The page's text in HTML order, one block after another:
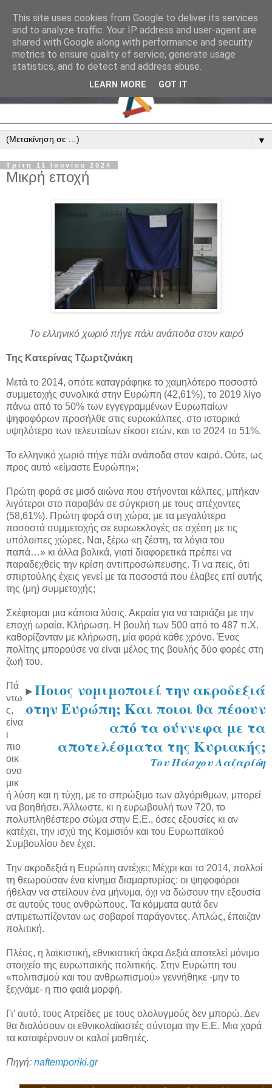
▼
Τρίτη 11 Ιουνίου 2024
Μικρή εποχή
Το ελληνικό χωριό πήγε πάλι ανάποδα στον καιρό
Της Κατερίνας Τζωρτζινάκη
Μετά το 2014, οπότε καταγράφηκε το χαμηλότερο ποσοστό
συμμετοχής συνολικά στην Ευρώπη (42,61%), το 2019 λίγο
πάνω από το 50% των εγγεγραμμένων Ευρωπαίων
ψηφοφόρων προσήλθε στις ευρωκάλπες, στο ιστορικά
υψηλότερο των τελευταίων είκοσι ετών, και το 2024 το 51%.
Το ελληνικό χωριό πήγε πάλι ανάποδα στον καιρό. Ούτε, ως
προς αυτό «είμαστε Ευρώπη»;
Πρώτη φορά σε μισό αιώνα που στήνονται κάλπες, μπήκαν
λιγότεροι στο παραβάν σε σύγκριση με τους απέχοντες
(58,61%). Πρώτη φορά στη χώρα, με τα μεγαλύτερα
ποσοστά συμμετοχής σε ευρωεκλογές σε σχέση με τις
υπόλοιπες χώρες. Ναι, ξέρω «η ζέστη, τα λόγια του
παπά…» κι άλλα βολικά, γιατί διαφορετικά πρέπει να
παραδεχθείς την κρίση αντιπροσώπευσης. Τι να πεις, ότι
σπιρτούλης έχεις γενεί με τα ποσοστά που έλαβες επί αυτής
της (μη) συμμετοχής;
Σκέφτομαι μια κάποια λύσις. Ακραία για να ταιριάζει με την
εποχή ωραία. Κλήρωση. Η βουλή των 500 από το 487 π.Χ.
καθορίζονταν με κλήρωση, μία φορά κάθε χρόνο. Ένας
πολίτης μπορούσε να είναι μέλος της βουλής δύο φορές στη
ζωή του.
►Ποιος νομιμοποιεί την ακροδεξιά
στην Ευρώπη; Και ποιοι θα πέσουν
από τα σύννεφα με τα
αποτελέσματα της Κυριακής;
Του Πάσχου Λαζαρίδη
Πά
ντω
ς,
είνα
ι
πιο
οικ
ονο
μικ
ή λύση και η τύχη, με το σπρώξιμο των αλγόριθμων, μπορεί
να βοηθήσει. Άλλωστε, κι η ευρωβουλή των 720, το
πολυπληθέστερο σώμα στην Ε.Ε., όσες εξουσίες κι αν
κατέχει, την ισχύ της Κομισιόν και του Ευρωπαϊκού
Συμβουλίου δεν έχει.
Την ακροδεξιά η Ευρώπη αντέχει; Μέχρι και το 2014, πολλοί
τη θεωρούσαν ένα κίνημα διαμαρτυρίας: οι ψηφοφόροι
ήθελαν να στείλουν ένα μήνυμα, όχι να δώσουν την εξουσία
σε αυτούς τους ανθρώπους. Τα κόμματα αυτά δεν
αντιμετωπίζονταν ως σοβαροί παράγοντες. Απλώς, έπαιζαν
πολιτική.
Πλέος, η λαϊκιστική, εθνικιστική άκρα Δεξιά αποτελεί μόνιμο
στοιχείο της ευρωπαϊκής πολιτικής. Στην Ευρώπη του
«πολιτισμού και του ανθρωπισμού» γεννήθηκε -μην το
ξεχνάμε- η πιο φαιά μορφή.
Γι’ αυτό, τους Ατρείδες με τους ολολυγμούς δεν μπορώ. Δεν
θα διαλύσουν οι εθνικολαϊκιστές σύντομα την Ε.Ε. Μια χαρά
τα καταφέρνουν οι καλοί μαθητές.
Πηγή: naftemporiki.gr
This site uses cookies from Google to deliver its services
and to analyze traffic. Your IP address and user-agent are
shared with Google along with performance and security
metrics to ensure quality of service, generate usage
statistics, and to detect and address abuse.
LEARN MORE GOT IT